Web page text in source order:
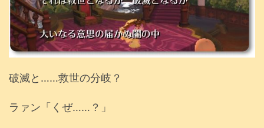
破滅と……救世の分岐？
ラァン「くぜ……？」